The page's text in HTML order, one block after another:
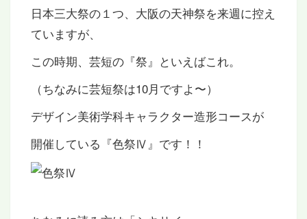
日本三大祭の１つ、大阪の天神祭を来週に控え
ていますが、
この時期、芸短の『祭』といえばこれ。
（ちなみに芸短祭は10月ですよ〜）
デザイン美術学科キャラクター造形コースが
開催している『色祭Ⅳ』です！！